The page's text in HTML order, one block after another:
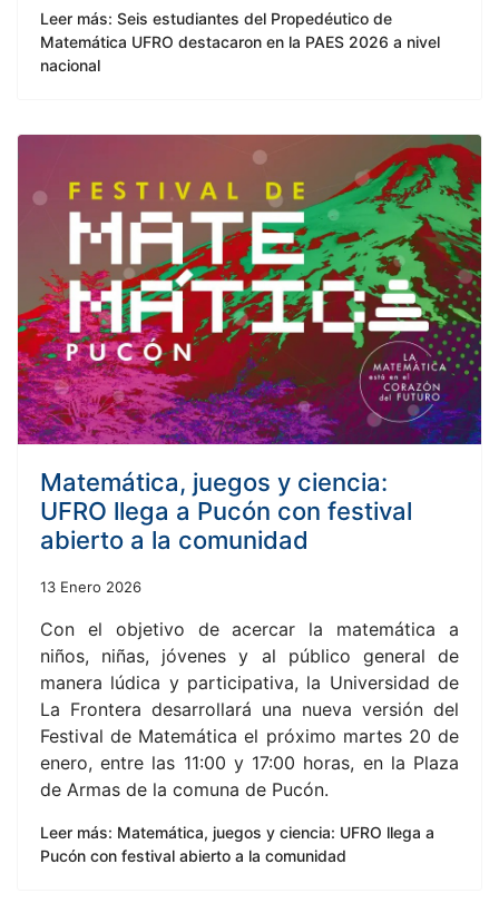
Leer más: Seis estudiantes del Propedéutico de
Matemática UFRO destacaron en la PAES 2026 a nivel
nacional
Matemática, juegos y ciencia:
UFRO llega a Pucón con festival
abierto a la comunidad
13 Enero 2026
Con el objetivo de acercar la matemática a
niños, niñas, jóvenes y al público general de
manera lúdica y participativa, la Universidad de
La Frontera desarrollará una nueva versión del
Festival de Matemática el próximo martes 20 de
enero, entre las 11:00 y 17:00 horas, en la Plaza
de Armas de la comuna de Pucón.
Leer más: Matemática, juegos y ciencia: UFRO llega a
Pucón con festival abierto a la comunidad